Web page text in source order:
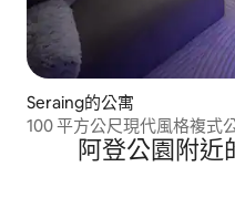
Seraing的公寓
100 平方公尺現代風格複式
阿登公園附近